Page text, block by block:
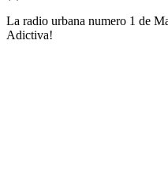
La radio urbana numero 1 de
Adictiva!